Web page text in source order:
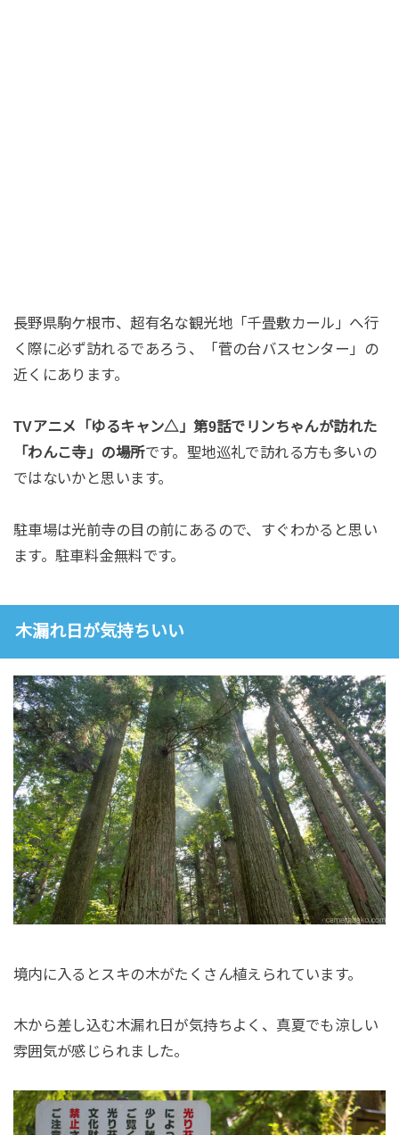
長野県駒ケ根市、超有名な観光地「千畳敷カール」へ行
く際に必ず訪れるであろう、「菅の台バスセンター」の
近くにあります。
TVアニメ「ゆるキャン△」第9話でリンちゃんが訪れた
「わんこ寺」の場所です。聖地巡礼で訪れる方も多いの
ではないかと思います。
駐車場は光前寺の目の前にあるので、すぐわかると思い
ます。駐車料金無料です。
木漏れ日が気持ちいい
境内に入るとスキの木がたくさん植えられています。
木から差し込む木漏れ日が気持ちよく、真夏でも涼しい
雰囲気が感じられました。